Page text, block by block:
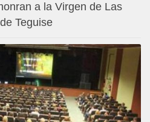
a la Virgen de Las
Teguise